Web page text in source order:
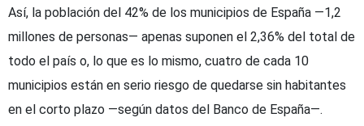
Así, la población del 42% de los municipios de España —1,2
millones de personas— apenas suponen el 2,36% del total de
todo el país o, lo que es lo mismo, cuatro de cada 10
municipios están en serio riesgo de quedarse sin habitantes
en el corto plazo —según datos del Banco de España—.